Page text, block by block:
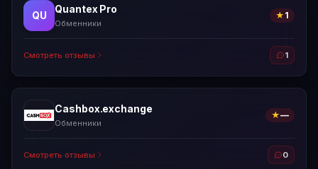
QU
Quantex Pro
Обменники
★ 1
Смотреть отзывы 1
Cashbox.exchange
Обменники
★—
Смотреть отзывы 0